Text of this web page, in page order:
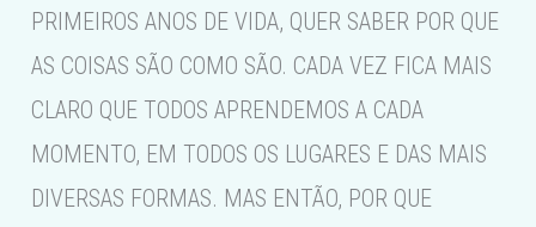
PRIMEIROS ANOS DE VIDA, QUER SABER POR QUE
AS COISAS SÃO COMO SÃO. CADA VEZ FICA MAIS
CLARO QUE TODOS APRENDEMOS A CADA
MOMENTO, EM TODOS OS LUGARES E DAS MAIS
DIVERSAS FORMAS. MAS ENTÃO, POR QUE